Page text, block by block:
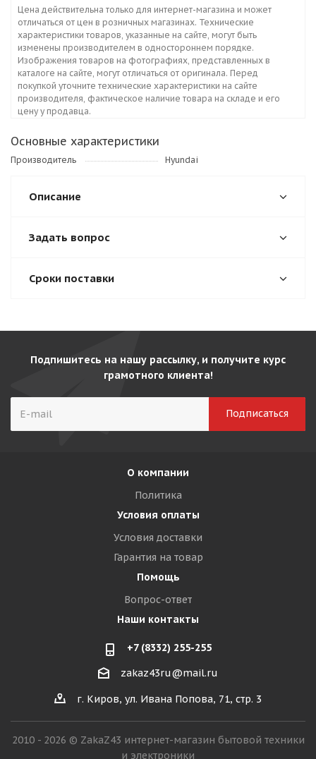
Цена действительна только для интернет-магазина и может
отличаться от цен в розничных магазинах. Технические
характеристики товаров, указанные на сайте, могут быть
изменены производителем в одностороннем порядке.
Изображения товаров на фотографиях, представленных в
каталоге на сайте, могут отличаться от оригинала. Перед
покупкой уточните технические характеристики на сайте
производителя, фактическое наличие товара на складе и его
цену у продавца.
Основные характеристики
Производитель Hyundai
Описание
Задать вопрос
Сроки поставки
Подпишитесь на нашу рассылку, и получите курс
грамотного клиента!
О компании
Политика
Условия оплаты
Условия доставки
Гарантия на товар
Помощь
Вопрос-ответ
Наши контакты
+7 (8332) 255-255
zakaz43ru@mail.ru
г. Киров, ул. Ивана Попова, 71, стр. 3
2010 - 2026 © ZakaZ43 интернет-магазин бытовой техники
и электроники